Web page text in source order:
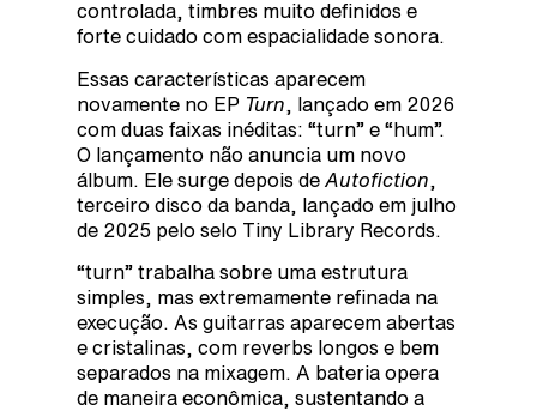
controlada, timbres muito definidos e
forte cuidado com espacialidade sonora.
Essas características aparecem
novamente no EP Turn , lançado em 2026
com duas faixas inéditas: “turn” e “hum”.
O lançamento não anuncia um novo
álbum. Ele surge depois de Autofiction
terceiro disco da banda, lançado em julho
de 2025 pelo selo Tiny Library Records.
“turn” trabalha sobre uma estrutura
simples, mas extremamente refinada na
execução. As guitarras aparecem abertas
e cristalinas, com reverbs longos e bem
separados na mixagem. A bateria opera
de maneira econômica, sustentando a